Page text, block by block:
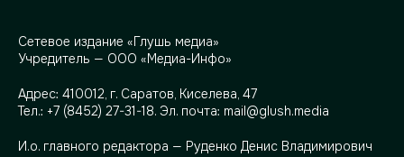
Сетевое издание «Глушь медиа»
Учредитель — ООО «Медиа-Инфо»
Адрес: 410012, г. Саратов, Киселева, 47
Тел.: +7 (8452) 27-31-18. Эл. почта: mail@glush.media
И.о. главного редактора — Руденко Денис Владимирович